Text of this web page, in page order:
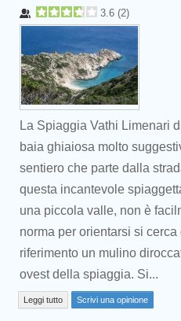
3.6 (2)
La Spiaggia Vathi Limenari
baia ghiaiosa molto
sentiero che parte dalla
questa incantevole
una piccola valle, non è
norma per orientarsi si
riferimento un mulino
ovest della spiaggia. Si...
Leggi tutto Scrivi una opinione